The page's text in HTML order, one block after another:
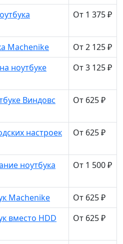
От 1 375 ₽
Machenike
От 2 125 ₽
ноутбуке
От 3 125 ₽
Виндовс
От 625 ₽
настроек
От 625 ₽
ноутбука
От 1 500 ₽
Machenike
От 625 ₽
вместо HDD
От 625 ₽